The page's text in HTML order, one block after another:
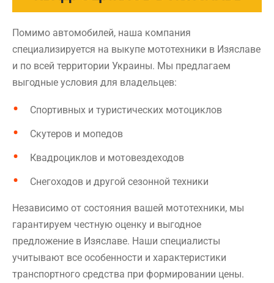
Помимо автомобилей, наша компания
специализируется на выкупе мототехники в Изяславе
и по всей территории Украины. Мы предлагаем
выгодные условия для владельцев:
Спортивных и туристических мотоциклов
Скутеров и мопедов
Квадроциклов и мотовездеходов
Снегоходов и другой сезонной техники
Независимо от состояния вашей мототехники, мы
гарантируем честную оценку и выгодное
предложение в Изяславе. Наши специалисты
учитывают все особенности и характеристики
транспортного средства при формировании цены.